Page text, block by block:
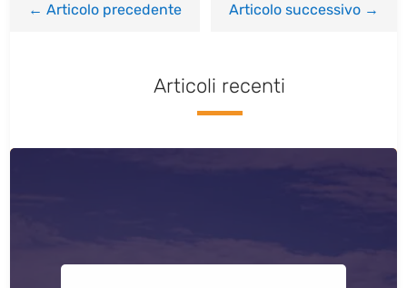
←Articolo precedente Articolo successivo→
Articoli recenti